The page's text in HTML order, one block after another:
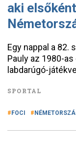
aki
Egy nappal a 82.
Pauly az 1980-
labdarúgó-
SPORTAL
FOCI